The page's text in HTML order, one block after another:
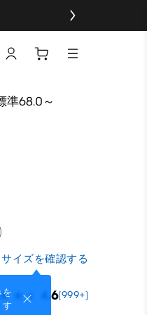
準68.0～
サイズを確認する
を
す
4.6(999+)